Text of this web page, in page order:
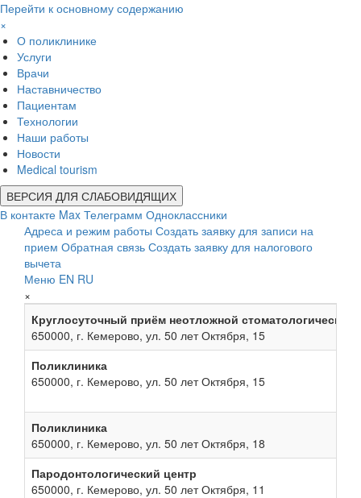
Перейти к основному содержанию
×
О поликлинике
Услуги
Врачи
Наставничество
Пациентам
Технологии
Наши работы
Новости
Medical tourism
ВЕРСИЯ ДЛЯ СЛАБОВИДЯЩИХ
В контакте Max Телеграмм Одноклассники
Адреса и режим работы Создать заявку для записи на
прием Обратная связь Создать заявку для налогового
вычета
Меню EN RU
×
Круглосуточный приём неотложной
650000, г. Кемерово, ул. 50 лет Октября, 15
Поликлиника
650000, г. Кемерово, ул. 50 лет Октября, 15
Поликлиника
650000, г. Кемерово, ул. 50 лет Октября, 18
Пародонтологический центр
650000, г. Кемерово, ул. 50 лет Октября, 11